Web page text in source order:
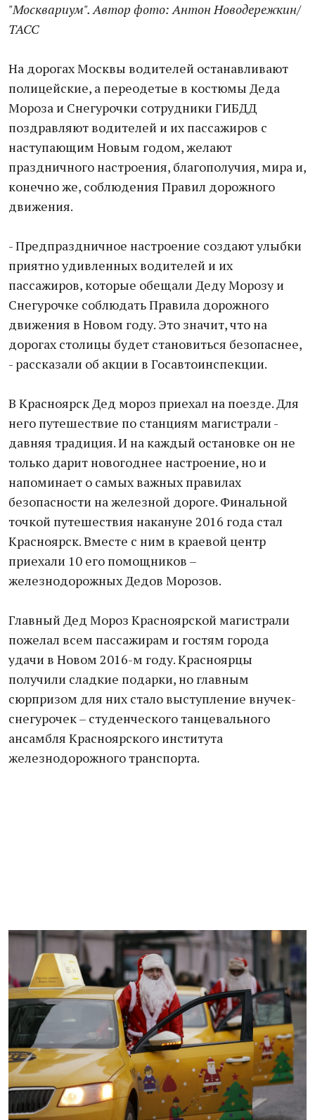
"Москвариум". Автор фото: Антон Новодережкин/
ТАСС
На дорогах Москвы водителей останавливают
полицейские, а переодетые в костюмы Деда
Мороза и Снегурочки сотрудники ГИБДД
поздравляют водителей и их пассажиров с
наступающим Новым годом, желают
праздничного настроения, благополучия, мира и,
конечно же, соблюдения Правил дорожного
движения.
- Предпраздничное настроение создают улыбки
приятно удивленных водителей и их
пассажиров, которые обещали Деду Морозу и
Снегурочке соблюдать Правила дорожного
движения в Новом году. Это значит, что на
дорогах столицы будет становиться безопаснее,
- рассказали об акции в Госавтоинспекции.
В Красноярск Дед мороз приехал на поезде. Для
него путешествие по станциям магистрали -
давняя традиция. И на каждый остановке он не
только дарит новогоднее настроение, но и
напоминает о самых важных правилах
безопасности на железной дороге. Финальной
точкой путешествия накануне 2016 года стал
Красноярск. Вместе с ним в краевой центр
приехали 10 его помощников –
железнодорожных Дедов Морозов.
Главный Дед Мороз Красноярской магистрали
пожелал всем пассажирам и гостям города
удачи в Новом 2016-м году. Красноярцы
получили сладкие подарки, но главным
сюрпризом для них стало выступление внучек-
снегурочек – студенческого танцевального
ансамбля Красноярского института
железнодорожного транспорта.